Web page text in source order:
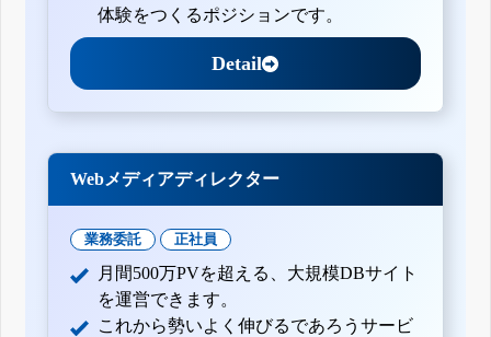
体験をつくるポジションです。
Detail
Webメディアディレクター
業務委託 正社員
月間500万PVを超える、大規模DBサイト
を運営できます。
これから勢いよく伸びるであろうサービ